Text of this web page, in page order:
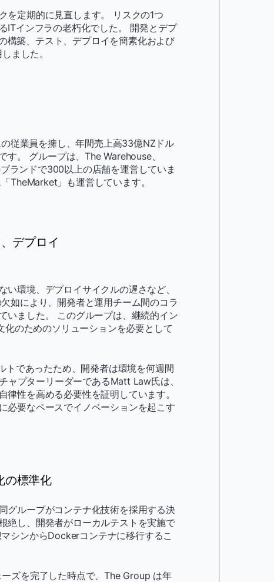
を定期的に見直します。 リスクの1つ
ITインフラの老朽化でした。 開発とデプ
構築、テスト、デプロイを簡素化および
ました。
従業員を擁し、年間売上高33億NZドル
。 グループは、The Warehouse、
ランドで300以上の店舗を運営していま
TheMarket」も運営しています。
デプロイ
環境、デプロイサイクルの遅さなど、
如により、開発者と運用チーム間のコラ
いました。 このグループは、継続的イン
のためのソリューションを必要として
であったため、開発者は環境を何週間
ャプターリーダーであるMatt Law氏は、
性を高める必要性を証明しています。
必要なペースでイノベーションを起こす
の標準化
グループがコンテナ化技術を採用する決
絶し、開発者がローカルテストを実施で
シンからDockerコンテナに移行するこ
ズを完了した時点で、The Group は年